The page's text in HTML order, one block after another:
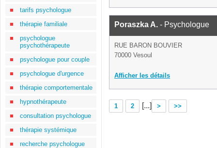
tarifs psychologue
thérapie familiale
psychologue
psychothérapeute
psychologue pour couple
psychologue d'urgence
thérapie comportementale
hypnothérapeute
consultation psychologue
thérapie systémique
recherche psychologue
Poraszka A. - Psychologue
RUE BARON BOUVIER
70000 Vesoul
Afficher les détails
1 2 [...] > >>